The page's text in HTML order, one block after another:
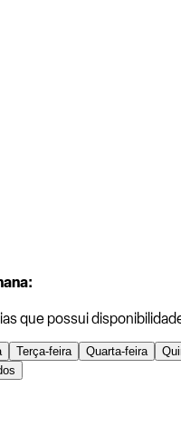
que possui
Terça-feira Quarta-feira